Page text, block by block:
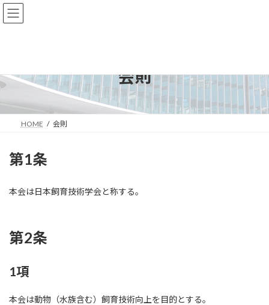
コ
ン
ス
キ
ッ
プ
ナ
ビ
ン
に
移
動
会則
HOME 会則
第1条
本会は日本飼育技術学会と称する。
第2条
1項
本会は動物（水族含む）飼育技術向上を目的とする。